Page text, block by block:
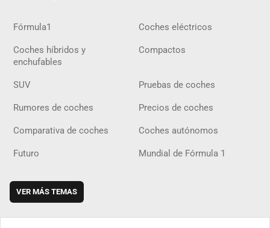
Fórmula1 Coches eléctricos
Coches híbridos y
enchufables
Compactos
SUV Pruebas de coches
Rumores de coches Precios de coches
Comparativa de coches Coches autónomos
Futuro Mundial de Fórmula 1
VER MÁS TEMAS